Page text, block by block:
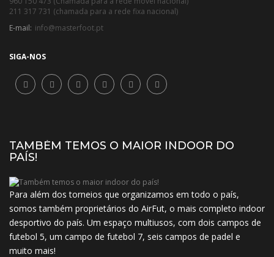
211 317 731 (chamada para a rede fixa nacional)
E-mail: info@masterfoot.pt
SIGA-NOS
TAMBÉM TEMOS O MAIOR INDOOR DO
PAÍS!
Para além dos torneios que organizamos em todo o país,
somos também proprietários do AirFut, o mais completo indoor
desportivo do país. Um espaço multiusos, com dois campos de
futebol 5, um campo de futebol 7, seis campos de padel e
muito mais!